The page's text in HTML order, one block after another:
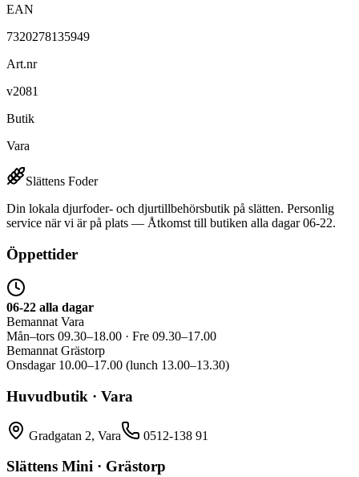
EAN
7320278135949
Art.nr
v2081
Butik
Vara
Slättens Foder
Din lokala djurfoder- och djurtillbehörsbutik på slätten. Personlig
service när vi är på plats — Åtkomst till butiken alla dagar 06-22.
Öppettider
06-22 alla dagar
Bemannat Vara
Mån–tors 09.30–18.00 · Fre 09.30–17.00
Bemannat Grästorp
Onsdagar 10.00–17.00 (lunch 13.00–13.30)
Huvudbutik · Vara
Gradgatan 2, Vara 0512-138 91
Slättens Mini · Grästorp